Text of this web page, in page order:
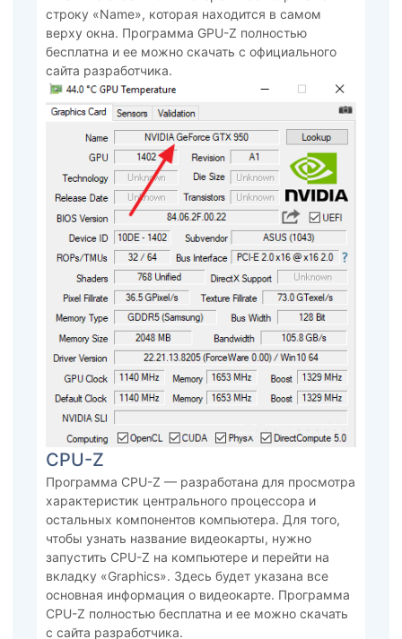
строку «Name», которая находится в самом
верху окна. Программа GPU-Z полностью
бесплатна и ее можно скачать с официального
сайта разработчика.
CPU-Z
Программа CPU-Z — разработана для просмотра
характеристик центрального процессора и
остальных компонентов компьютера. Для того,
чтобы узнать название видеокарты, нужно
запустить CPU-Z на компьютере и перейти на
вкладку «Graphics». Здесь будет указана все
основная информация о видеокарте. Программа
CPU-Z полностью бесплатна и ее можно скачать
с сайта разработчика.